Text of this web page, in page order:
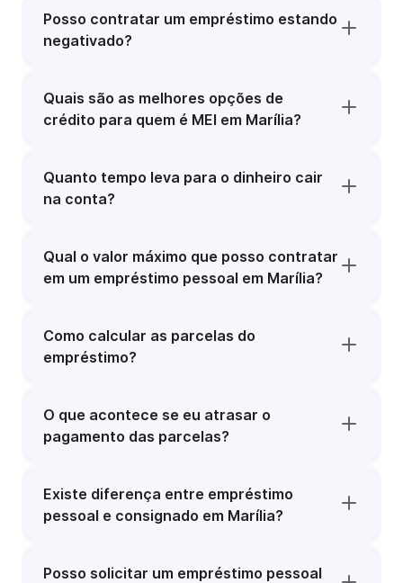
Posso contratar um empréstimo estando
negativado?
Quais são as melhores opções de
crédito para quem é MEI em Marília?
Quanto tempo leva para o dinheiro cair
na conta?
Qual o valor máximo que posso contratar
em um empréstimo pessoal em Marília?
Como calcular as parcelas do
empréstimo?
O que acontece se eu atrasar o
pagamento das parcelas?
Existe diferença entre empréstimo
pessoal e consignado em Marília?
Posso solicitar um empréstimo pessoal